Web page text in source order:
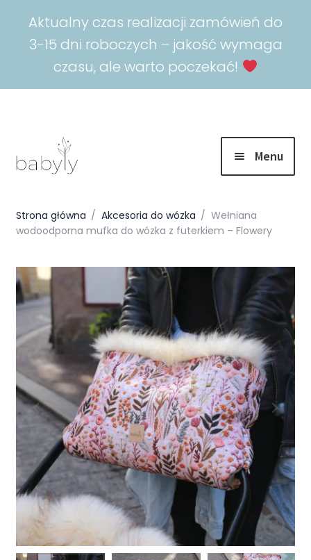
Aktualny czas realizacji zamówień do
3-15 dni roboczych – jakość wymaga
czasu, ale warto poczekać!
Menu
Spokojny sen
Rozwiń
Akcesoria
Rozwiń
menu
Spacery i podróże
Rozwiń
menu
Dekoracje i zabawa
Rozwiń
menu
Ubranka
Rozwiń
menu
Kolekcje
Rozwiń
menu
Na prezent
Rozwiń
menu
Personalizuj
Strona główna / Akcesoria do wózka / Wełniana
wodoodporna mufka do wózka z futerkiem – Flowery